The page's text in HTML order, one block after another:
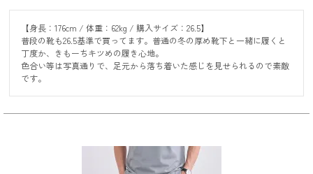
【身長：176cm / 体重：62kg / 購入サイズ：26.5】
普段の靴も26.5基準で買ってます。普通の冬の厚め靴下と一緒に履くと
丁度か、きもーちキツめの履き心地。
色合い等は写真通りで、足元から落ち着いた感じを見せられるので素敵
です。